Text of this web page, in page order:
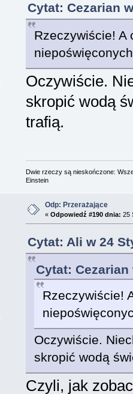
Cytat: Cezarian
Rzeczywiście! A
Oczywiście.
skropić wodą
trafią.
Dwie rzeczy są nieskończone:
Einstein
Odp: Przerażające
« Odpowiedź #190 dnia: 25
Cytat: Ali w 24
Cytat: Cezarian
Rzeczywiście!
Oczywiście.
skropić wodą
Czyli, jak